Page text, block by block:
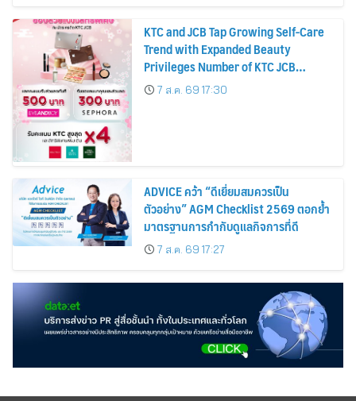
KTC and JCB Tap Growing Self-Care
Trend with Expanded Beauty
Privileges Number of KTC JCB
Cardmembers Spending on
Cosmetics Rises 26%
7 ส.ค. 69 17:30
ADVICE คว้า “ดีเยี่ยมสมควรเป็น
ตัวอย่าง” AGM Checklist 2569 ตอกย้ำ
มาตรฐานการกำกับดูแลกิจการที่ดี
7 ส.ค. 69 17:27